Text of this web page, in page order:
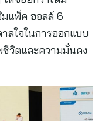
แพ็ค ฮอลล์ 6
ลใจในการออกแบบ
วิตและความมั่นคง